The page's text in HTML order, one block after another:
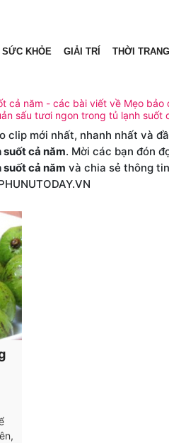
SỨC KHỎE GIẢI TRÍ THỜI TRANG
cả năm - các bài viết về Mẹo bảo
sấu tươi ngon trong tủ lạnh suốt
mới nhất, nhanh nhất và
cả năm. Mời các bạn đón
cả năm và chia sẻ thông tin